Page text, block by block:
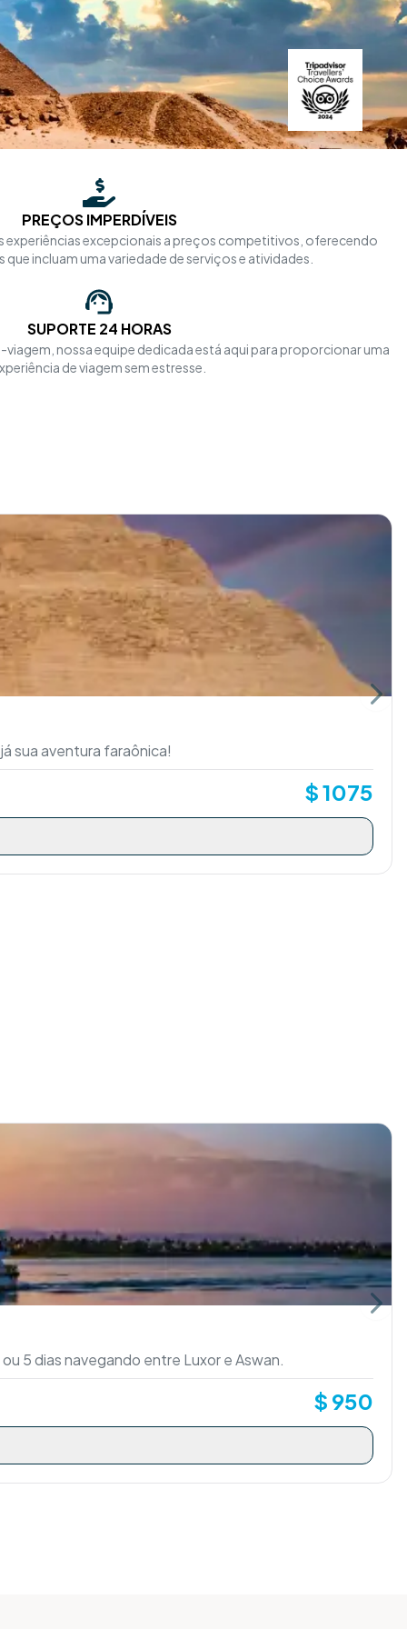
PREÇOS IMPERDÍVEIS
experiências excepcionais a preços competitivos, oferecendo
incluam uma variedade de serviços e atividades.
SUPORTE 24 HORAS
nossa equipe dedicada está aqui para proporcionar uma
de viagem sem estresse.
sua aventura faraônica!
$1075
Next
5 dias navegando entre Luxor e Aswan.
$ 950
Next